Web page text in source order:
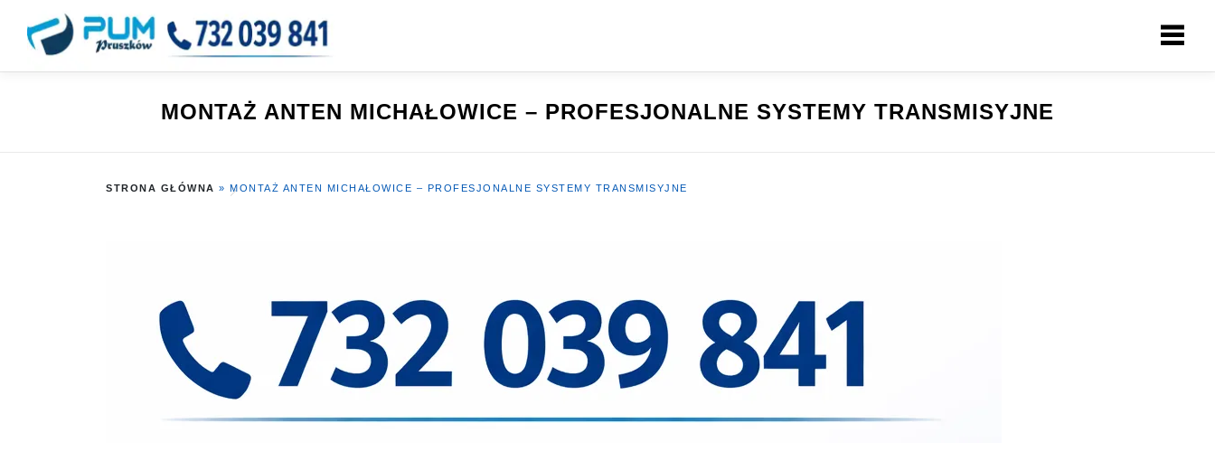
treści
MONTAŻ ANTEN MICHAŁOWICE – PROFESJONALNE SYSTEMY TRANSMISYJNE
STRONA GŁÓWNA » MONTAŻ ANTEN MICHAŁOWICE – PROFESJONALNE SYSTEMY TRANSMISYJNE